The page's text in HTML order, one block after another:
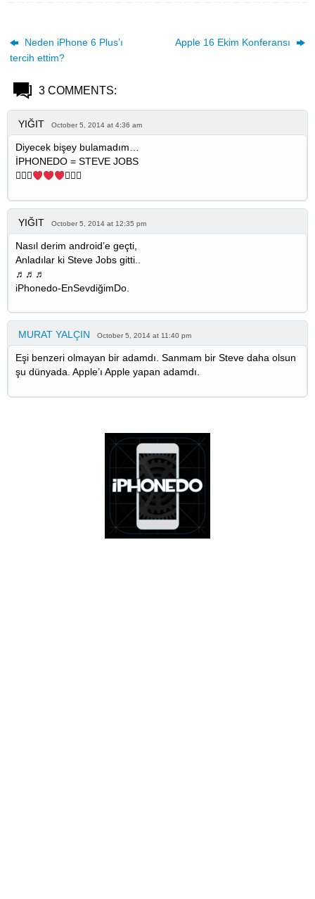
Neden iPhone 6 Plus’ı
tercih ettim?
Apple 16 Ekim Konferansı
3 COMMENTS:
YIĞIT October 5, 2014 at 4:36 am
Diyecek bişey bulamadım…
İPHONEDO = STEVE JOBS


YIĞIT October 5, 2014 at 12:35 pm
Nasıl derim android’e geçti,
Anladılar ki Steve Jobs gitti..
♬♬♬
iPhonedo-EnSevdiğimDo.
MURAT YALÇIN October 5, 2014 at 11:40 pm
Eşi benzeri olmayan bir adamdı. Sanmam bir Steve daha olsun
şu dünyada. Apple’ı Apple yapan adamdı.